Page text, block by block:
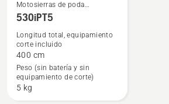
Ver
más
detalles
sobre
530iPT5
Motosierras de poda
eléctricas y a batería
530iPT5
Longitud total, equipamiento
corte incluido
400 cm
Peso (sin batería y sin
equipamiento de corte)
5 kg